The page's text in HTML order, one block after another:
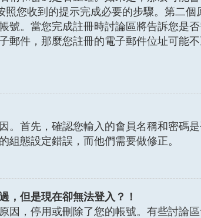
照您收到的提示完成必要的步驟。第二
號。當您完成註冊時討論區將告訴您是
郵件，那麼您註冊的電子郵件位址可能
。首先，確認您輸入的會員名稱和密碼
組態設定錯誤，而他們需要做修正。
，但是現在卻無法登入？！
因，停用或刪除了您的帳號。有些討論